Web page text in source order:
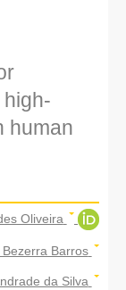
human
Oliveira
Barros
da Silva